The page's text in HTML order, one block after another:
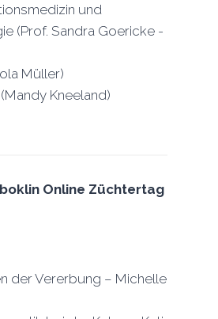
und
(Prof. Sandra Goericke -
Müller)
Kneeland)
Online Züchtertag
der Vererbung – Michelle